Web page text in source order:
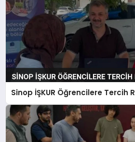
Sinop İŞKUR Öğrencilere Tercih